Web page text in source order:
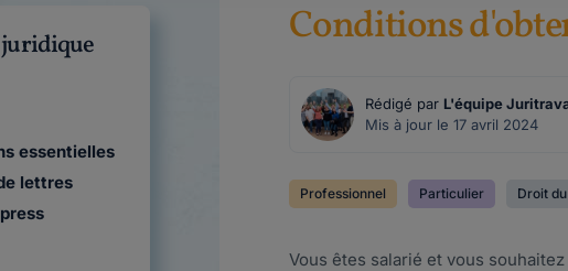
juridique
essentielles
lettres
Conditions
Rédigé par L'équipe
Mis à jour le 17 avril 2024
Professionnel Particulier Droit
Vous êtes salarié et vous